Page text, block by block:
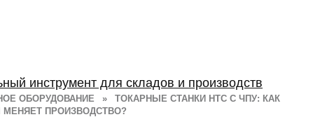
ОБОРУДОВАНИЕ »
ТОКАРНЫЕ СТАНКИ HTC С ЧПУ: КАК
ПРОИЗВОДСТВО?
инструмент для складов и производств